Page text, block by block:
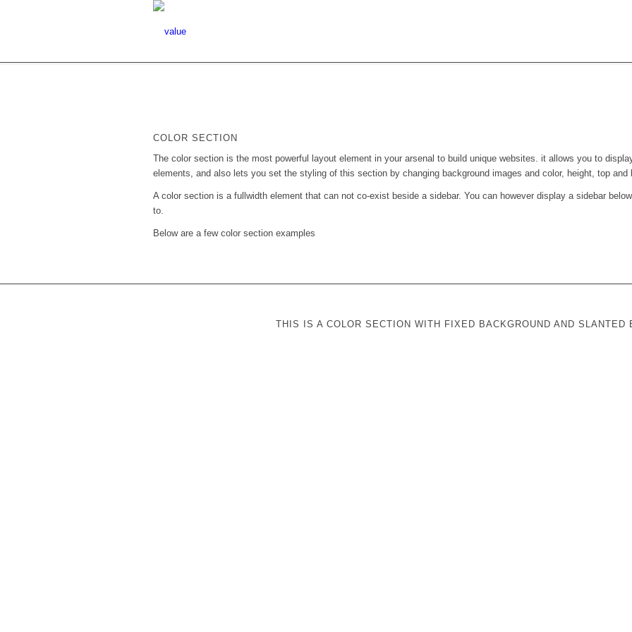
COLOR SECTION
The color section is the most powerful layout element in your arsenal to build unique websites. it allows you to
elements, and also lets you set the styling of this section by changing background images and color, height, top and
A color section is a fullwidth element that can not co-exist beside a sidebar. You can however display a sidebar
to.
Below are a few color section examples
THIS IS A COLOR SECTION WITH FIXED BACKGROUND AND SLANTED